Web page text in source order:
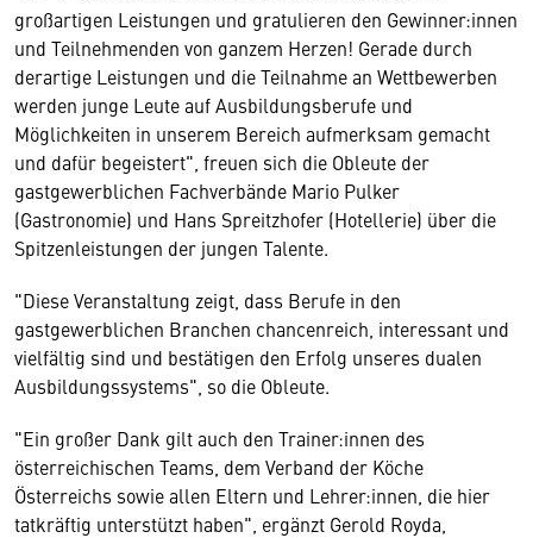
großartigen Leistungen und gratulieren den Gewinner:innen
und Teilnehmenden von ganzem Herzen! Gerade durch
derartige Leistungen und die Teilnahme an Wettbewerben
werden junge Leute auf Ausbildungsberufe und
Möglichkeiten in unserem Bereich aufmerksam gemacht
und dafür begeistert", freuen sich die Obleute der
gastgewerblichen Fachverbände Mario Pulker
(Gastronomie) und Hans Spreitzhofer (Hotellerie) über die
Spitzenleistungen der jungen Talente.
"Diese Veranstaltung zeigt, dass Berufe in den
gastgewerblichen Branchen chancenreich, interessant und
vielfältig sind und bestätigen den Erfolg unseres dualen
Ausbildungssystems", so die Obleute.
"Ein großer Dank gilt auch den Trainer:innen des
österreichischen Teams, dem Verband der Köche
Österreichs sowie allen Eltern und Lehrer:innen, die hier
tatkräftig unterstützt haben", ergänzt Gerold Royda,